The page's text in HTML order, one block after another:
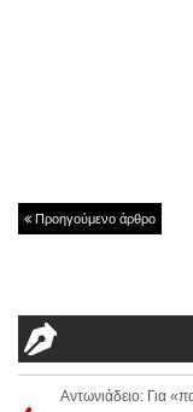
Προηγούμενο άρθρο
Αντωνιάδειο: Για